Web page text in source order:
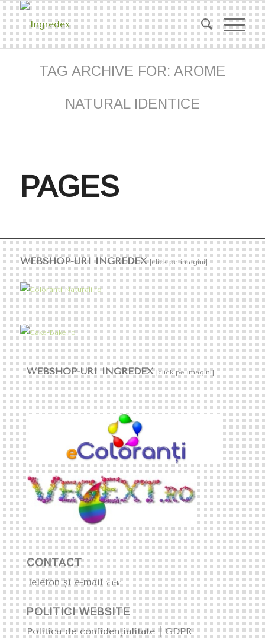
TAG ARCHIVE FOR: AROME
NATURAL IDENTICE
PAGES
WEBSHOP-URI INGREDEX[click pe imagini]
WEBSHOP-URI INGREDEX[click pe imagini]
CONTACT
Telefon și e-mail [click]
POLITICI WEBSITE
Politica de confidențialitate | GDPR